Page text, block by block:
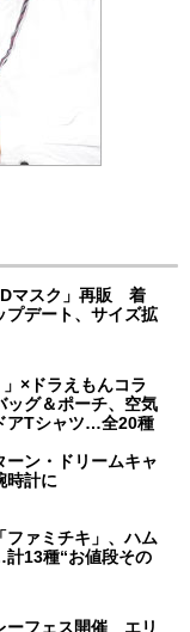
マスク」再販 着
プデート、サイズ拡
×ドラえもんコラ
グ＆ポーチ、空気
アTシャツ…全20種
ーン・ドリームキャ
時計に
ファミチキ」、ハム
13種“お値段その
ーフェス開催 エリ